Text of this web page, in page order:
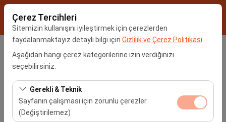
Çerez Tercihleri
Sitemizin kullanışını iyileştirmek için çerezlerden
faydalanmaktayız detaylı bilgi için Gizlilik ve Çerez Politikası
Aşağıdan hangi çerez kategorilerine izin verdiğinizi
seçebilirsiniz.
Gerekli & Teknik
Sayfanın çalışması için zorunlu çerezler.
(Değiştirilemez)
Araç Alış Yeri
Farklı yerde bırakmak istiyorum